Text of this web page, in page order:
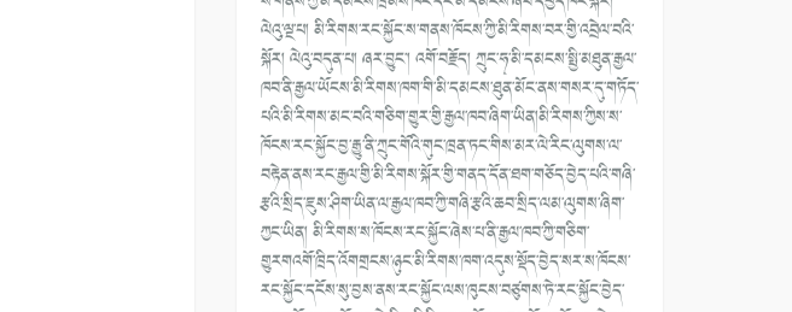
ལེའུ་ལྔ་པ། མི་རིགས་རང་སྐྱོང་ས་གནས་ཁོངས་ཀྱི་མི་རིགས་བར་གྱི་འབྲེལ་བའི་
སྐོར། ལེའུ་བདུན་པ། ཞར་བྱུང༌། འགོ་བརྗོད། ཀྲུང་ཧྭ་མི་དམངས་སྤྱི་མཐུན་རྒྱལ་
ཁབ་ནི་རྒྱལ་ཡོངས་མི་རིགས་ཁག་གི་མི་དམངས་ཐུན་མོང་ནས་གསར་དུ་གཏོད་
པའི་མི་རིགས་མང་བའི་གཅིག་གྱུར་གྱི་རྒྱལ་ཁབ་ཞིག་ཡིན།མི་རིགས་ཀྱིས་ས་
ཁོངས་རང་སྐྱོང་བྱ་རྒྱུ་ནི་ཀྲུང་གོའི་གུང་ཁྲན་ཏང་གིས་མར་ལེ་རིང་ལུགས་ལ་
བརྟེན་ནས་རང་རྒྱལ་གྱི་མི་རིགས་སྐོར་གྱི་གནད་དོན་ཐག་གཅོད་བྱེད་པའི་གཞི་
རྩའི་སྲིད་ཇུས་ཤིག་ཡིན་ལ་རྒྱལ་ཁབ་ཀྱི་གཞི་རྩའི་ཆབ་སྲིད་ལམ་ལུགས་ཞིག་
ཀྱང་ཡིན། མི་རིགས་ས་ཁོངས་རང་སྐྱོང་ཞེས་པ་ནི་རྒྱལ་ཁབ་ཀྱི་གཅིག་
གྱུརགའགོ་ཁྲིད་འོགགྲངས་ཉུང་མི་རིགས་ཁག་འདུས་སྡོད་བྱེད་སར་ས་ཁོངས་
རང་སྐྱོང་དངོས་སུ་བྱས་ནས་རང་སྐྱོང་ལས་ཁུངས་བཙུགས་ཏེ་རང་སྐྱོང་བྱེད་